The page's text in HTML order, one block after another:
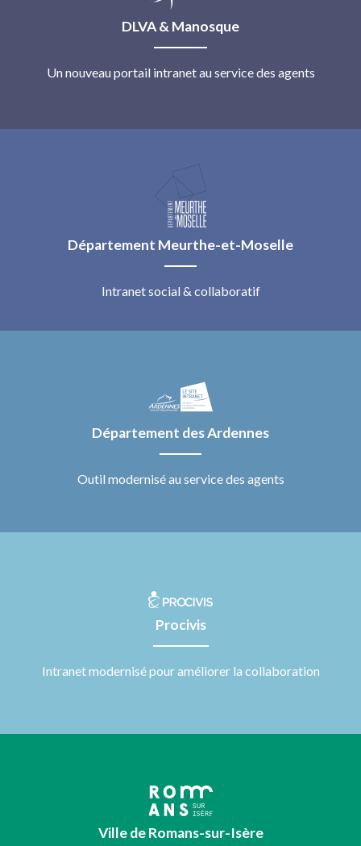
DLVA & Manosque
Un nouveau portail intranet au service des agents
Département Meurthe-et-Moselle
Intranet social & collaboratif
Département des Ardennes
Outil modernisé au service des agents
Procivis
Intranet modernisé pour améliorer la collaboration
Ville de Romans-sur-Isère